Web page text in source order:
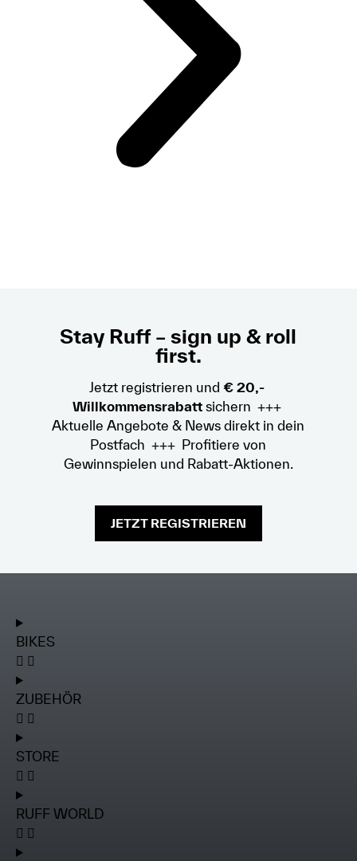
Stay Ruff – sign up & roll
first.
Jetzt registrieren und € 20,-
Willkommensrabattsichern +++
Aktuelle Angebote & News direkt in dein
Postfach +++ Profitiere von
Gewinnspielen und Rabatt-Aktionen.
JETZT REGISTRIEREN
BIKES
ZUBEHÖR
STORE
RUFF WORLD